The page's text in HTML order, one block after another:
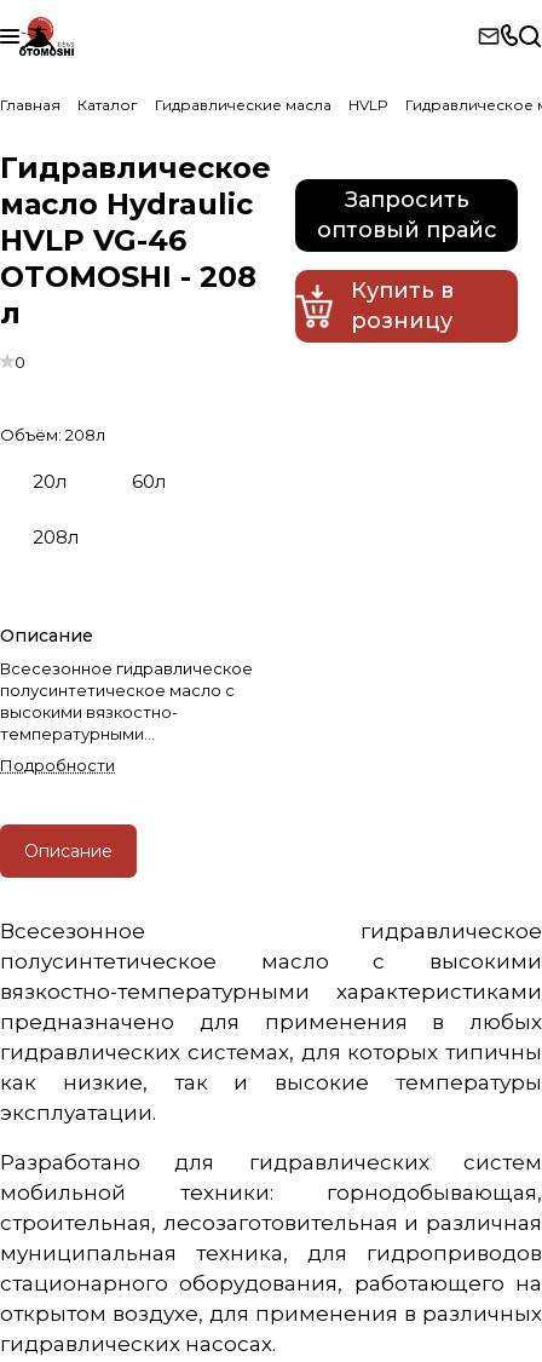
Главная Каталог Гидравлические масла HVLP Гидравлическое
Гидравлическое
масло Hydraulic
HVLP VG-46
OTOMOSHI - 208
л
0
Объём: 208л
20л 60л
208л
Описание
Всесезонное гидравлическое
полусинтетическое масло с
высокими вязкостно-
температурными
характеристиками.
Подробности
Запросить
оптовый прайс
Купить в
розницу
Описание
Всесезонное гидравлическое
полусинтетическое масло с высокими
вязкостно-температурными характеристиками
предназначено для применения в любых
гидравлических системах, для которых типичны
как низкие, так и высокие температуры
эксплуатации.
Разработано для гидравлических систем
мобильной техники: горнодобывающая,
строительная, лесозаготовительная и различная
муниципальная техника, для гидроприводов
стационарного оборудования, работающего на
открытом воздухе, для применения в различных
гидравлических насосах.